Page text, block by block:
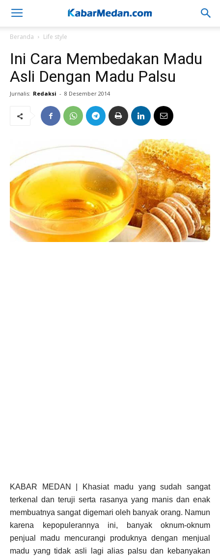
Beranda Life style
Ini Cara Membedakan Madu
Asli Dengan Madu Palsu
Jurnalis: Redaksi - 8 Desember 2014
KABAR MEDAN | Khasiat madu yang sudah sangat
terkenal dan teruji serta rasanya yang manis dan enak
membuatnya sangat digemari oleh banyak orang. Namun
karena kepopulerannya ini, banyak oknum-oknum
penjual madu mencurangi produknya dengan menjual
madu yang tidak asli lagi alias palsu dan kebanyakan